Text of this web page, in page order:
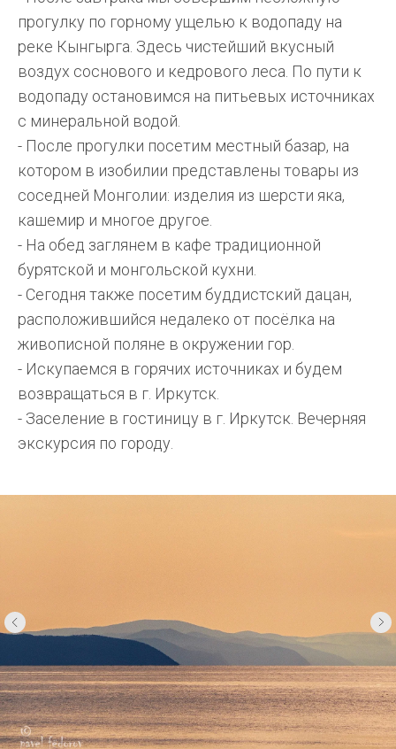
прогулку по горному ущелью к водопаду на
реке Кынгырга. Здесь чистейший вкусный
воздух соснового и кедрового леса. По пути к
водопаду остановимся на питьевых источниках
с минеральной водой.
- После прогулки посетим местный базар, на
котором в изобилии представлены товары из
соседней Монголии: изделия из шерсти яка,
кашемир и многое другое.
- На обед заглянем в кафе традиционной
бурятской и монгольской кухни.
- Сегодня также посетим буддистский дацан,
расположившийся недалеко от посёлка на
живописной поляне в окружении гор.
- Искупаемся в горячих источниках и будем
возвращаться в г. Иркутск.
- Заселение в гостиницу в г. Иркутск. Вечерняя
экскурсия по городу.